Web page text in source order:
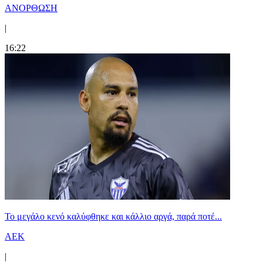
ΑΝΟΡΘΩΣΗ
|
16:22
Το μεγάλο κενό καλύφθηκε και κάλλιο αργά, παρά ποτέ...
ΑΕΚ
|